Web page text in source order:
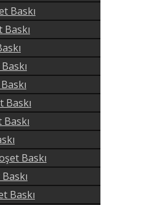
Baskı
Baskı
Baskı
Baskı
Baskı